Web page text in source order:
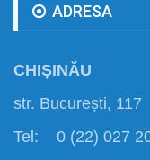
ADRESA
CHIȘINĂU
str. București, 117
Tel: 0 (22) 027